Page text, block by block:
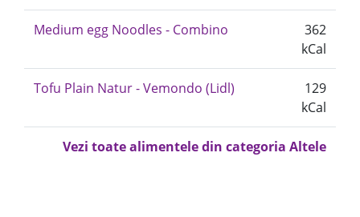
Medium egg Noodles - Combino
362
kCal
Tofu Plain Natur - Vemondo (Lidl)
129
kCal
Vezi toate alimentele din categoria Altele